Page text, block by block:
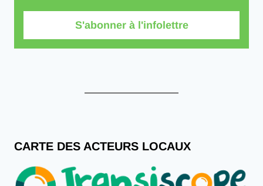
S'abonner à l'infolettre
CARTE DES ACTEURS LOCAUX